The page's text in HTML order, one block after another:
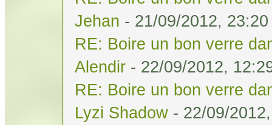
Jehan - 21/09/2012, 23:20
RE: Boire un bon verre
Alendir - 22/09/2012,
RE: Boire un bon verre
Lyzi Shadow - 22/09/